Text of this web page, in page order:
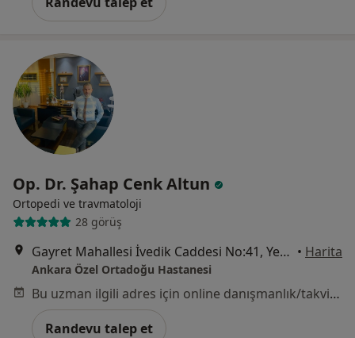
Op. Dr. Şahap Cenk Altun
Ortopedi ve travmatoloji
28 görüş
Gayret Mahallesi İvedik Caddesi No:41, Yenimahalle • Harita
Ankara Özel Ortadoğu Hastanesi
Bu uzman ilgili adres için online danışmanlık/takvim sunmuyor.
Randevu talep et